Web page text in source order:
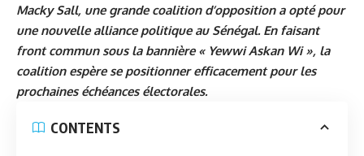
Macky Sall, une grande coalition d’opposition a opté pour
une nouvelle alliance politique au Sénégal. En faisant
front commun sous la bannière « Yewwi Askan Wi », la
coalition espère se positionner efficacement pour les
prochaines échéances électorales.
CONTENTS